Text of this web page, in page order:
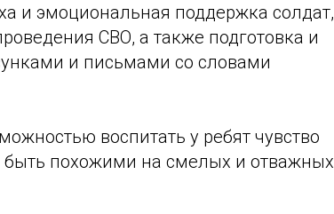
и эмоциональная поддержка солдат,
СВО, а также подготовка и
и письмами со словами
воспитать у ребят чувство
быть похожими на смелых и отважных